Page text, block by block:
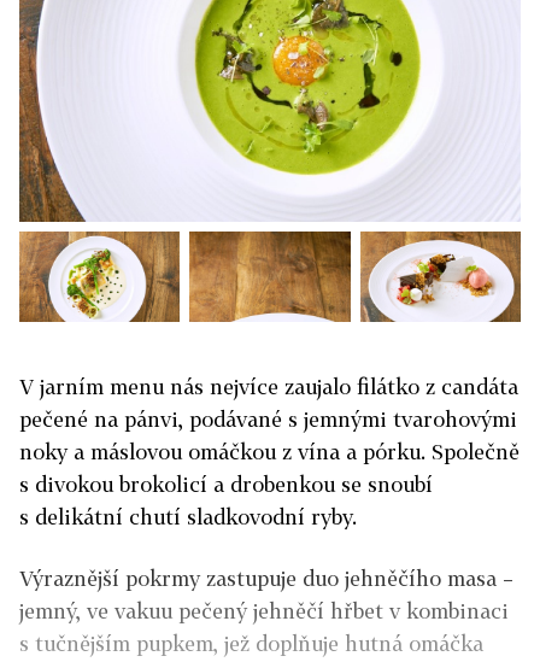
V jarním menu nás nejvíce zaujalo filátko z candáta
pečené na pánvi, podávané s jemnými tvarohovými
noky a máslovou omáčkou z vína a pórku. Společně
s divokou brokolicí a drobenkou se snoubí
s delikátní chutí sladkovodní ryby.
Výraznější pokrmy zastupuje duo jehněčího masa –
jemný, ve vakuu pečený jehněčí hřbet v kombinaci
s tučnějším pupkem, jež doplňuje hutná omáčka